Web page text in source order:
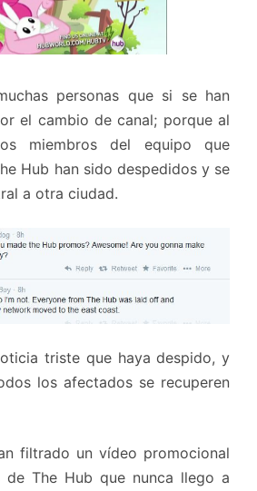
personas que si se han
el cambio de canal; porque al
miembros del equipo que
Hub han sido despedidos y se
a otra ciudad.
triste que haya despido, y
los afectados se recuperen
filtrado un vídeo promocional
de The Hub que nunca llego a